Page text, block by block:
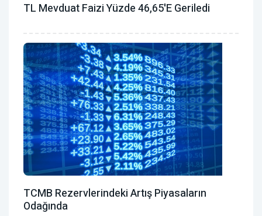
TL Mevduat Faizi Yüzde 46,65'e Geriledi
TCMB Rezervlerindeki Artış Piyasaların
Odağında